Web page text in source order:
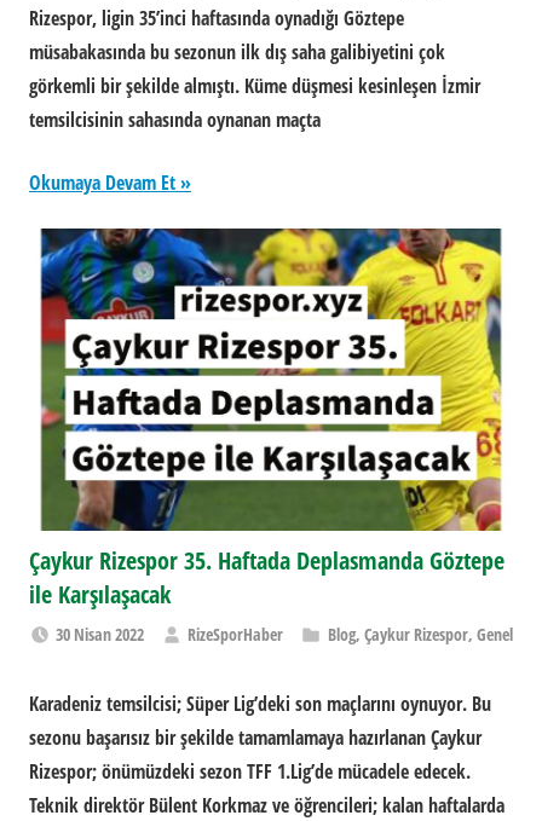
Rizespor, ligin 35’inci haftasında oynadığı Göztepe
müsabakasında bu sezonun ilk dış saha galibiyetini çok
görkemli bir şekilde almıştı. Küme düşmesi kesinleşen İzmir
temsilcisinin sahasında oynanan maçta
Okumaya Devam Et
Çaykur Rizespor 35. Haftada Deplasmanda Göztepe
ile Karşılaşacak
30 Nisan 2022 RizeSporHaber Blog, Çaykur Rizespor, Genel
Karadeniz temsilcisi; Süper Lig’deki son maçlarını oynuyor. Bu
sezonu başarısız bir şekilde tamamlamaya hazırlanan Çaykur
Rizespor; önümüzdeki sezon TFF 1.Lig’de mücadele edecek.
Teknik direktör Bülent Korkmaz ve öğrencileri; kalan haftalarda